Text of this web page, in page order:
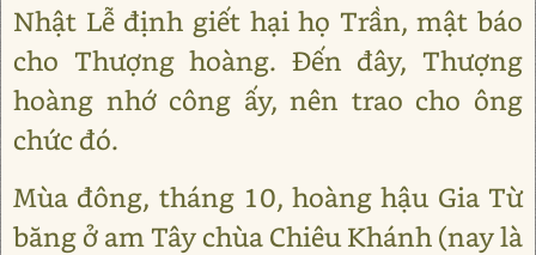
Nhật Lễ định giết hại họ Trần, mật báo
cho Thượng hoàng. Đến đây, Thượng
hoàng nhớ công ấy, nên trao cho ông
chức đó.
Mùa đông, tháng 10, hoàng hậu Gia Từ
băng ở am Tây chùa Chiêu Khánh (nay là